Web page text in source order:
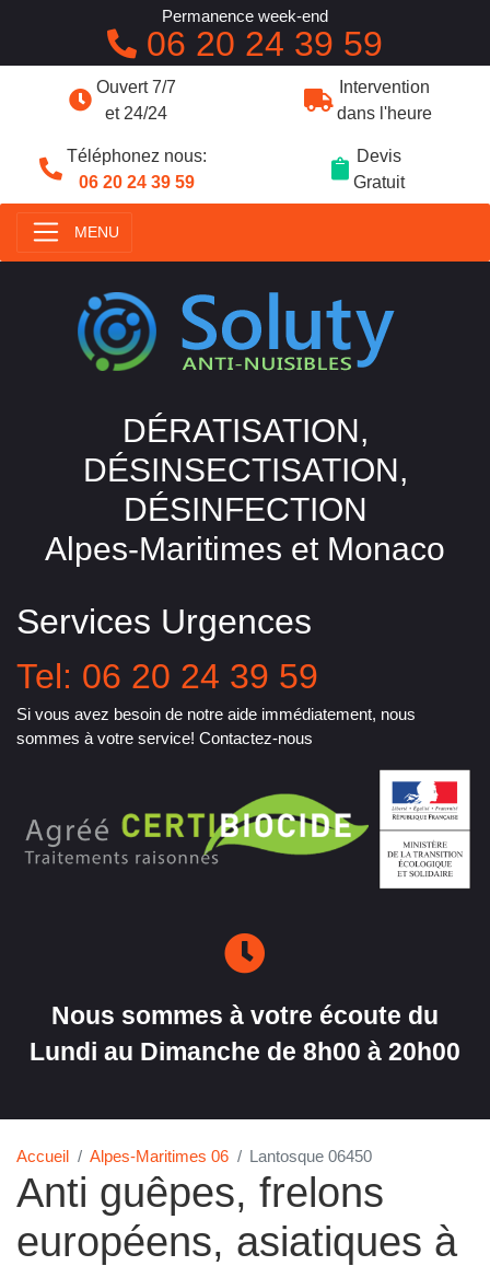
Ouvert 7/7
et 24/24
Intervention
dans l'heure
Téléphonez nous:
06 20 24 39 59
Devis
Gratuit
MENU
DÉRATISATION,
DÉSINSECTISATION,
DÉSINFECTION
Alpes-Maritimes et Monaco
Services Urgences
Tel: 06 20 24 39 59
Si vous avez besoin de notre aide immédiatement, nous
sommes à votre service! Contactez-nous
Nous sommes à votre écoute du
Lundi au Dimanche de 8h00 à 20h00
Accueil Alpes-Maritimes 06 Lantosque 06450
Anti guêpes, frelons
européens, asiatiques à
Permanence week-end
06 20 24 39 59